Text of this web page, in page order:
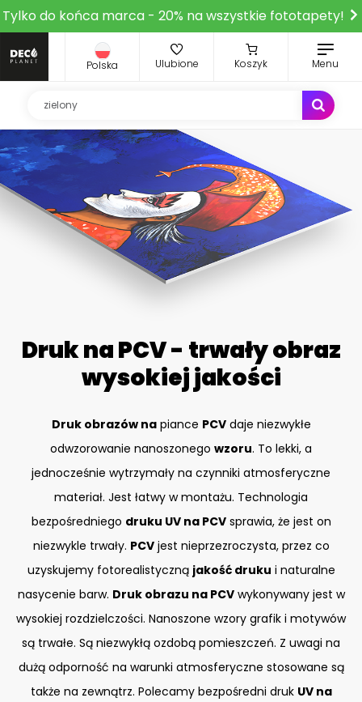
Tylko do końca marca - 20% na wszystkie fototapety!
Polska Ulubione Koszyk Menu
Druk na PCV - trwały obraz
wysokiej jakości
Druk obrazów napiance PCVdaje niezwykłe
odwzorowanie nanoszonego wzoru. To lekki, a
jednocześnie wytrzymały na czynniki atmosferyczne
materiał. Jest łatwy w montażu. Technologia
bezpośredniego druku UV na PCVsprawia, że jest on
niezwykle trwały. PCVjest nieprzezroczysta, przez co
uzyskujemy fotorealistyczną jakość druku i naturalne
nasycenie barw. Druk obrazu na PCVwykonywany jest w
wysokiej rozdzielczości. Nanoszone wzory grafik i motywów
są trwałe. Są niezwykłą ozdobą pomieszczeń. Z uwagi na
dużą odporność na warunki atmosferyczne stosowane są
także na zewnątrz. Polecamy bezpośredni druk UV na